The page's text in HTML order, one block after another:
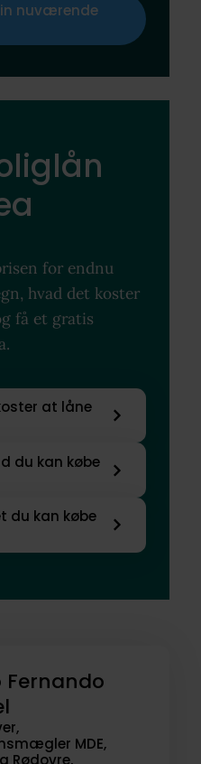
nuværende
for endnu
hvad det koster
få et gratis
at låne
du kan købe
du kan købe
Fernando
MDE,